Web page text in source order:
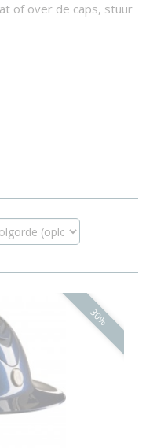
of over de caps, stuur
30%